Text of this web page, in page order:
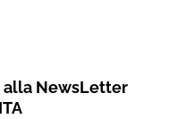
NewsLetter